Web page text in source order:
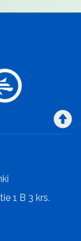
1 B 3 krs.